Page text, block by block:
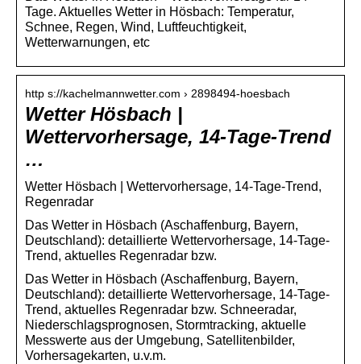
Tage. Aktuelles Wetter in Hösbach: Temperatur,
Schnee, Regen, Wind, Luftfeuchtigkeit,
Wetterwarnungen, etc
http s://kachelmannwetter.com › 2898494-hoesbach
Wetter Hösbach |
Wettervorhersage, 14-Tage-Trend
…
Wetter Hösbach | Wettervorhersage, 14-Tage-Trend,
Regenradar
Das Wetter in Hösbach (Aschaffenburg, Bayern,
Deutschland): detaillierte Wettervorhersage, 14-Tage-
Trend, aktuelles Regenradar bzw.
Das Wetter in Hösbach (Aschaffenburg, Bayern,
Deutschland): detaillierte Wettervorhersage, 14-Tage-
Trend, aktuelles Regenradar bzw. Schneeradar,
Niederschlagsprognosen, Stormtracking, aktuelle
Messwerte aus der Umgebung, Satellitenbilder,
Vorhersagekarten, u.v.m.